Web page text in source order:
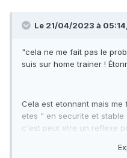
Le 21/04/2023 à 05:14,
"cela ne me fait pas le
suis sur home trainer !
Cela est etonnant mais
etes " en securite et
c'est peut etre un reflexe
probleme d'equilibre ou